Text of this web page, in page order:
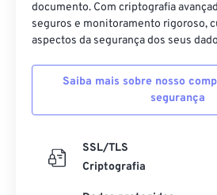
documento. Com criptografia
seguros e monitoramento rigoroso,
aspectos da segurança dos seus
Saiba mais sobre nosso
segurança
SSL/TLS
Criptografia